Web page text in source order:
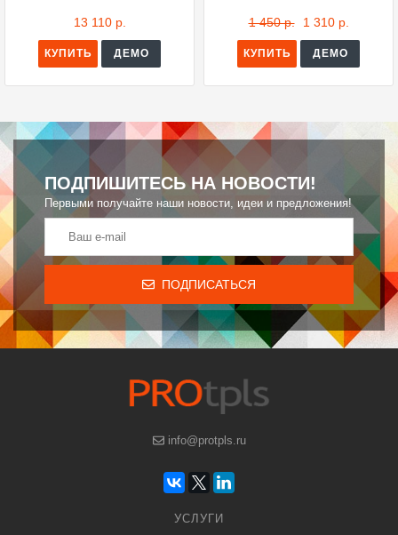
13 110 р.
КУПИТЬ ДЕМО
1 450 р. 1 310 р.
КУПИТЬ ДЕМО
ПОДПИШИТЕСЬ НА НОВОСТИ!
Первыми получайте наши новости, идеи и предложения!
ПОДПИСАТЬСЯ
info@protpls.ru
УСЛУГИ